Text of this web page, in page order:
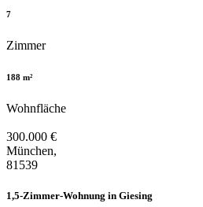
7
Zimmer
188 m²
Wohnfläche
300.000 €
München,
81539
1,5-Zimmer-Wohnung in Giesing